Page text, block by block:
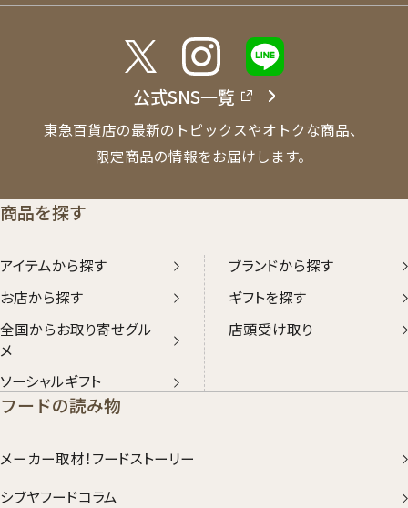
公式SNS一覧
東急百貨店の最新のトピックスやオトクな商品、
限定商品の情報をお届けします。
商品を探す
アイテムから探す
ブランドから探す
お店から探す
ギフトを探す
全国からお取り寄せグル
メ
店頭受け取り
ソーシャルギフト
フードの読み物
メーカー取材！フードストーリー
シブヤフードコラム